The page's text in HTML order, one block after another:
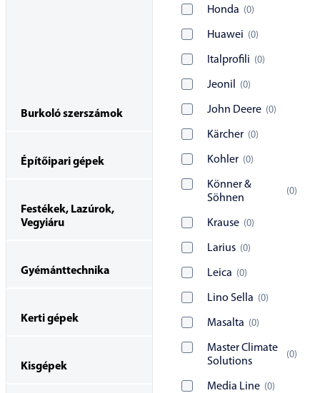
Honda (0)
Huawei (0)
Italprofili (0)
Jeonil (0)
John Deere (0)
Kärcher (0)
Kohler (0)
Könner &
Söhnen
(0)
Krause (0)
Larius (0)
Leica (0)
Lino Sella (0)
Masalta (0)
Master Climate
Solutions
(0)
Media Line (0)
Burkoló szerszámok
Építőipari gépek
Festékek, Lazúrok,
Vegyiáru
Gyémánttechnika
Kerti gépek
Kisgépek